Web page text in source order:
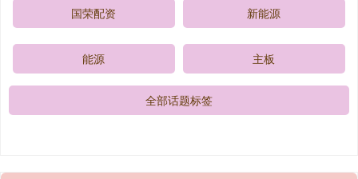
国荣配资 新能源
能源 主板
全部话题标签